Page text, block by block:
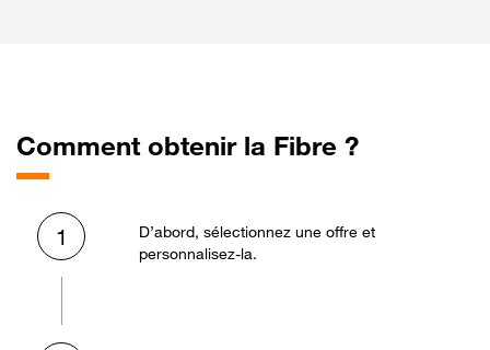
Comment obtenir la Fibre ?
1
D’abord, sélectionnez une offre et
personnalisez-la.